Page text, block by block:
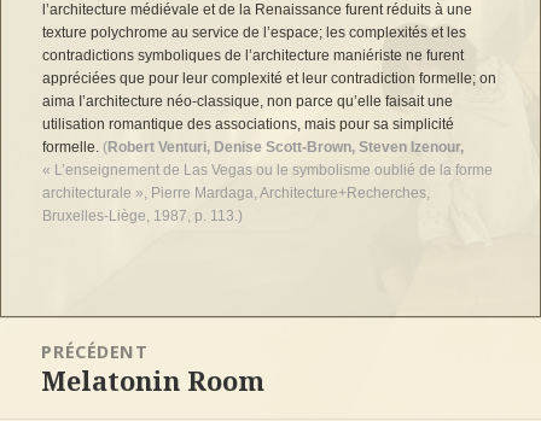
l’architecture médiévale et de la Renaissance furent réduits à une
texture polychrome au service de l’espace; les complexités et les
contradictions symboliques de l’architecture maniériste ne furent
appréciées que pour leur complexité et leur contradiction formelle; on
aima I’architecture néo‑classique, non parce qu’elle faisait une
utilisation romantique des associations, mais pour sa simplicité
formelle. (Robert Venturi, Denise Scott-Brown, Steven Izenour,
« L’enseignement de Las Vegas ou le symbolisme oublié de la forme
architecturale », Pierre Mardaga, Architecture+Recherches,
Bruxelles-Liège, 1987, p. 113.)
l’article
PRÉCÉDENT
Article
Melatonin Room